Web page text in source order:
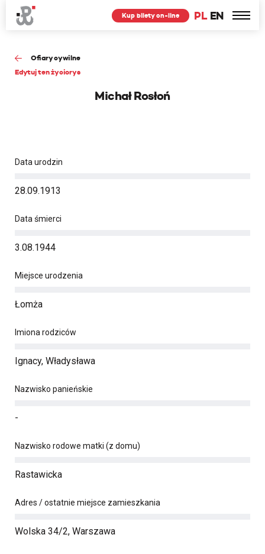
PL EN
Kup bilety on-line
Ofiary cywilne
Edytuj ten życiorys
Michał Rosłoń
Data urodzin
28.09.1913
Data śmierci
3.08.1944
Miejsce urodzenia
Łomża
Imiona rodziców
Ignacy, Władysława
Nazwisko panieńskie
-
Nazwisko rodowe matki (z domu)
Rastawicka
Adres / ostatnie miejsce zamieszkania
Wolska 34/2, Warszawa